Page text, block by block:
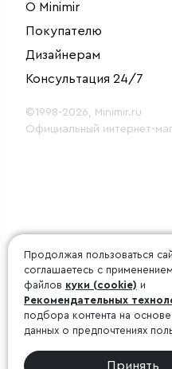
О Minimir
Покупателю
Дизайнерам
Консультация 24/7
©1998-2026, Minimir.ru
Официальный интернет-
Продолжая пользоваться
соглашаетесь с
файлов куки (cookie) и
Рекомендательных
подбора контента на основе
данных о предпочтениях
Принять